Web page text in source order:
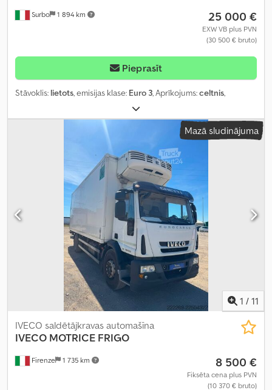
Surbo 1 894 km 25 000 €
EXW VB plus PVN
(30 500 € bruto)
Pieprasīt
Stāvoklis: lietots, emisijas klase: Euro 3, Aprīkojums:celtnis,
Mazā sludinājuma
1 / 11
Firenze 1 735 km
IVECO saldētājkravas automašīna
IVECO MOTRICE FRIGO
8 500 €
Fiksēta cena plus PVN
(10 370 € bruto)